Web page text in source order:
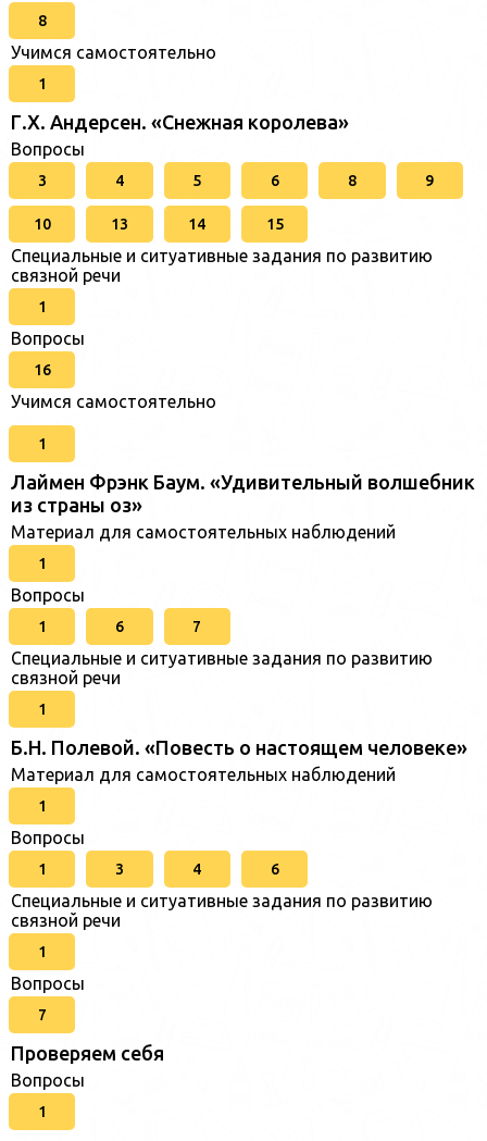
8
Учимся самостоятельно
1
Г.Х. Андерсен. «Снежная королева»
Вопросы
3 4 5 6 8 9
10 13 14 15
Специальные и ситуативные задания по развитию
связной речи
1
Вопросы
16
Учимся самостоятельно
1
Лаймен Фрэнк Баум. «Удивительный волшебник
из страны оз»
Материал для самостоятельных наблюдений
1
Вопросы
1 6 7
Специальные и ситуативные задания по развитию
связной речи
1
Б.Н. Полевой. «Повесть о настоящем человеке»
Материал для самостоятельных наблюдений
1
Вопросы
1 3 4 6
Специальные и ситуативные задания по развитию
связной речи
1
Вопросы
7
Проверяем себя
Вопросы
1